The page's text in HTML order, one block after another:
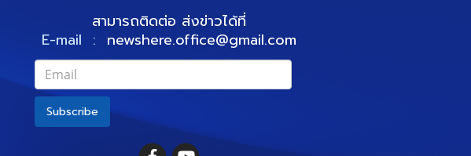
สามารถติดต่อ ส่งข่าวได้ที่
E-mail : newshere.office@gmail.com
Subscribe